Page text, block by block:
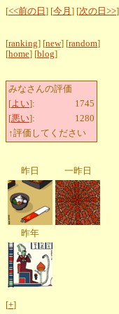
[<<前の日 ] [今月 ] [次の日>>]
[ranking] [new] [random]
[home] [blog]
みなさんの評価
[よい]:
1745
[悪い]:
1280
↑評価してください
昨日 一昨日
昨年
[+]